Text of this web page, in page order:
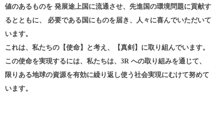
値のあるものを 発展途上国に流通させ、先進国の環境問題に貢献す
るとともに、
必要である国にものを届き、人々に喜んでいただいて
います。
これは、私たちの【使命】と考え、【真剣】に取り組んでいます。
この使命を実現するには、私たちは、3R への取り組みを通じて、
限りある地球の資源を有効に繰り返し使う社会実現にむけて努めて
います。